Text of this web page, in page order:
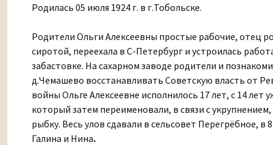
Родилась 05 июля 1924 г. в г.Тобольске.
Родители Ольги Алексеевны простые рабочие, отец
сиротой, переехала в С-Петербург и устроилась
забастовке. На сахарном заводе родители и
д.Чемашево восстанавливать Советскую власть от
войны Ольге Алексеевне исполнилось 17 лет, с 14
который затем переименовали, в связи с
рыбку. Весь улов сдавали в сельсовет Перегрёбное,
Галина и Нина.